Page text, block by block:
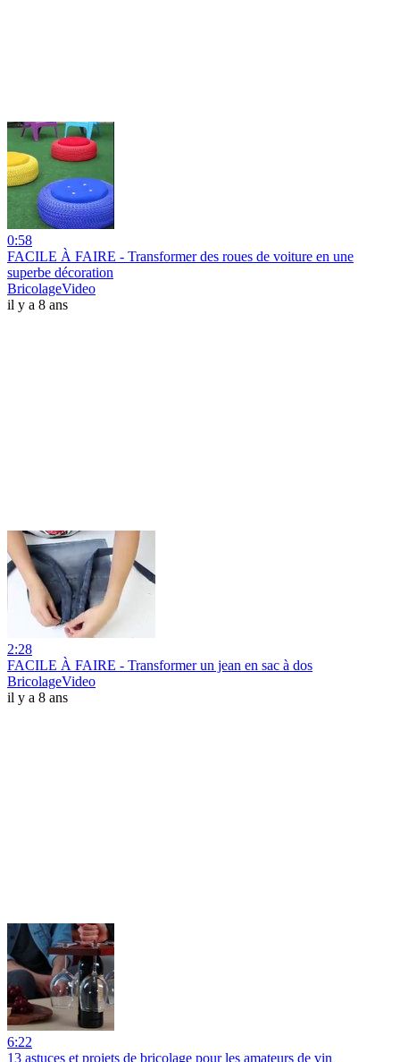
0:58
FACILE À FAIRE - Transformer des roues de voiture en une
superbe décoration
BricolageVideo
il y a 8 ans
2:28
FACILE À FAIRE - Transformer un jean en sac à dos
BricolageVideo
il y a 8 ans
6:22
13 astuces et projets de bricolage pour les amateurs de vin